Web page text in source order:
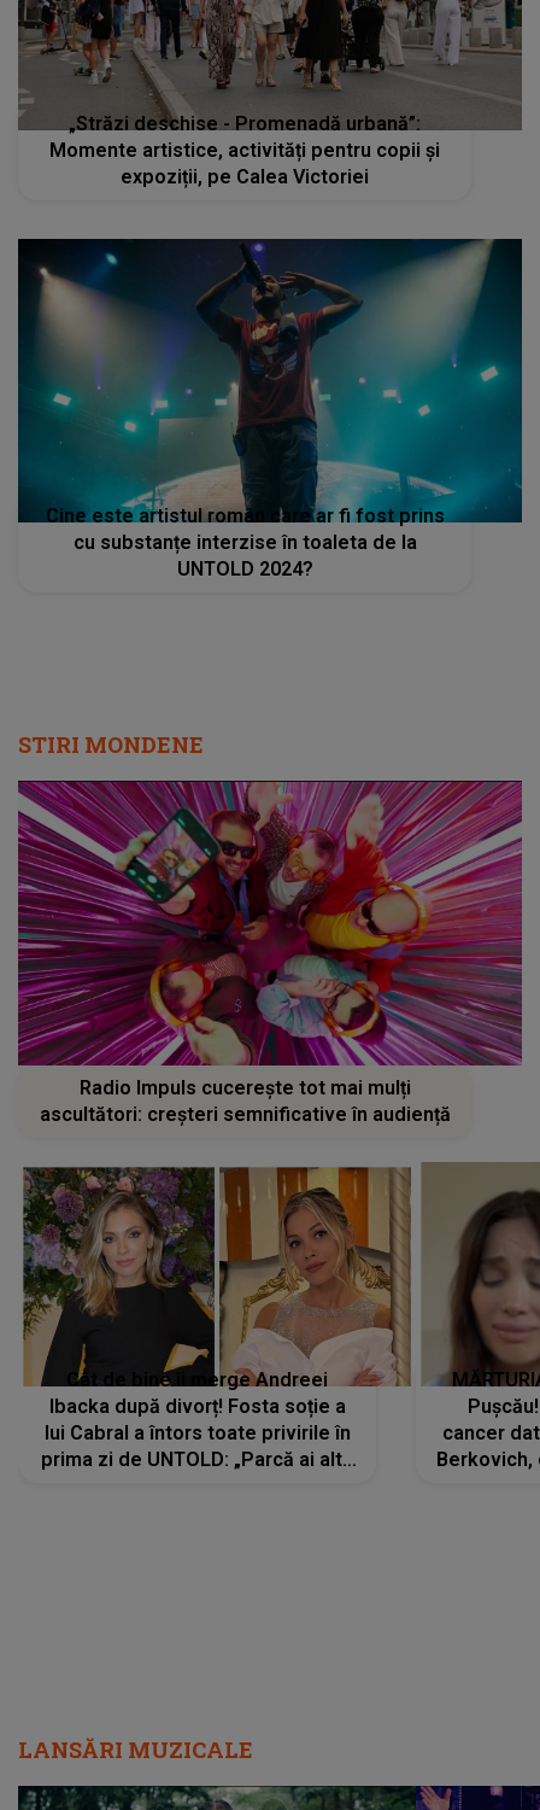
„Străzi deschise - Promenadă urbană”:
Momente artistice, activități pentru copii și
expoziții, pe Calea Victoriei
Cine este artistul român care ar fi fost prins
cu substanțe interzise în toaleta de la
UNTOLD 2024?
STIRI MONDENE
Radio Impuls cucerește tot mai mulți
ascultători: creșteri semnificative în audiență
Cât de bine îi merge Andreei
Ibacka după divorț! Fosta soție a
lui Cabral a întors toate privirile în
prima zi de UNTOLD: „Parcă ai altă
cancer
Berkovich,
LANSĂRI MUZICALE